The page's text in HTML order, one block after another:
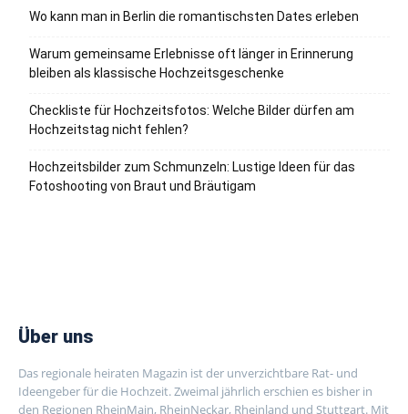
Wo kann man in Berlin die romantischsten Dates erleben
Warum gemeinsame Erlebnisse oft länger in Erinnerung
bleiben als klassische Hochzeitsgeschenke
Checkliste für Hochzeitsfotos: Welche Bilder dürfen am
Hochzeitstag nicht fehlen?
Hochzeitsbilder zum Schmunzeln: Lustige Ideen für das
Fotoshooting von Braut und Bräutigam
Über uns
Das regionale heiraten Magazin ist der unverzichtbare Rat- und
Ideengeber für die Hochzeit. Zweimal jährlich erschien es bisher in
den Regionen RheinMain, RheinNeckar, Rheinland und Stuttgart. Mit